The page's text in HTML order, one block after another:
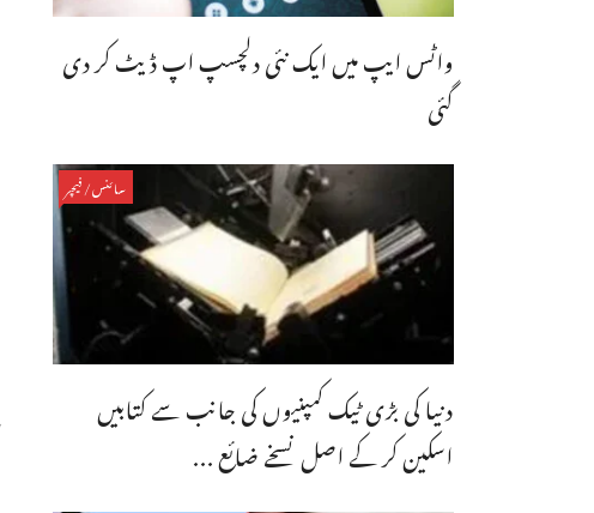
واٹس ایپ میں ایک نئی دلچسپ اپ ڈیٹ کر دی
گئی
سائنس/فیچر
دنیا کی بڑی ٹیک کمپنیوں کی جانب سے کتابیں
اسکین کر کے اصل نسخے ضائع ...